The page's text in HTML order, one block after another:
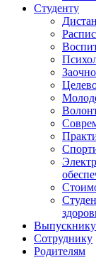
Студенту
Сотруднику
Родителям